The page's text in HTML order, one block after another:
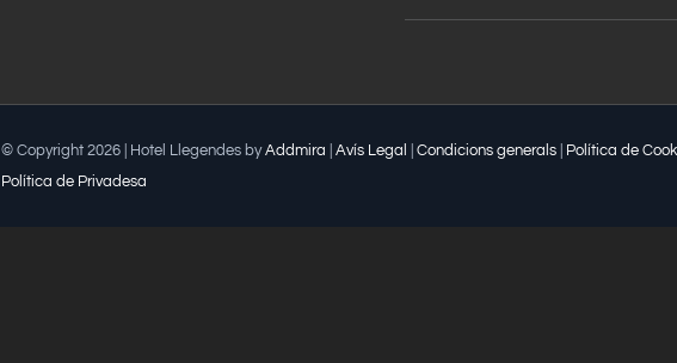
© Copyright 2026 | Hotel Llegendes byAddmira Avís Legal Condicions generals Política de
Política de Privadesa